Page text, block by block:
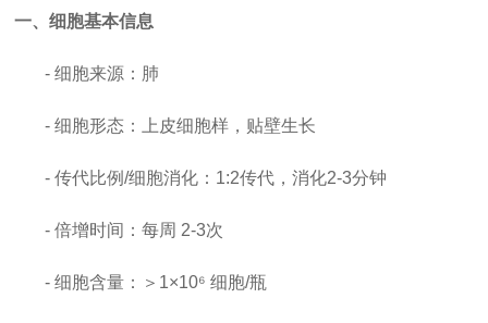
一、细胞基本信息
- 细胞来源：肺
- 细胞形态：上皮细胞样，贴壁生长
-传代比例/细胞消化 ： 1:2传代，消化2-3分钟
-倍增时间 ：每周 2-3次
- 细胞含量：＞1×10⁶ 细胞/瓶